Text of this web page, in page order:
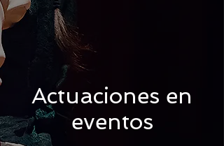
Actuaciones en
eventos